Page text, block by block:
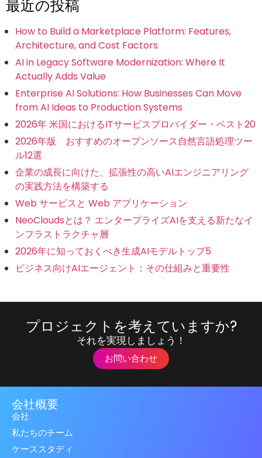
最近の投稿
How to Build a Marketplace Platform: Features,
Architecture, and Cost Factors
AI in Legacy Software Modernization: Where It
Actually Adds Value
Enterprise AI Solutions: How Businesses Can Move
from AI Ideas to Production Systems
2026年 米国におけるITサービスプロバイダー・ベスト20
2026年版 おすすめのオープンソース自然言語処理ツー
ル12選
企業の成長に向けた、拡張性の高いAIエンジニアリング
の実践方法を構築する
Web サービスと Web アプリケーション
NeoCloudsとは？ エンタープライズAIを支える新たなイ
ンフラストラクチャ層
2026年に知っておくべき生成AIモデルトップ5
ビジネス向けAIエージェント：その仕組みと重要性
プロジェクトを考えていますか?
それを実現しましょう！
お問い合わせ
会社概要
会社
私たちのチーム
ケーススタディ